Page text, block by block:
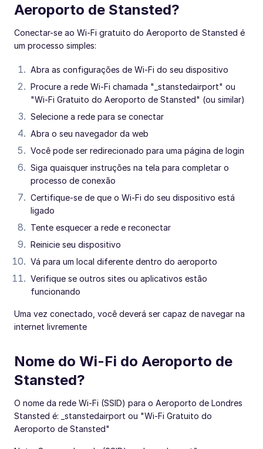
Aeroporto de Stansted?
Conectar-se ao Wi-Fi gratuito do Aeroporto de Stansted é
um processo simples:
Abra as configurações de Wi-Fi do seu dispositivo
Procure a rede Wi-Fi chamada "_stanstedairport" ou
"Wi-Fi Gratuito do Aeroporto de Stansted" (ou similar)
Selecione a rede para se conectar
Abra o seu navegador da web
Você pode ser redirecionado para uma página de login
Siga quaisquer instruções na tela para completar o
processo de conexão
Certifique-se de que o Wi-Fi do seu dispositivo está
ligado
Tente esquecer a rede e reconectar
Reinicie seu dispositivo
Vá para um local diferente dentro do aeroporto
Verifique se outros sites ou aplicativos estão
funcionando
Uma vez conectado, você deverá ser capaz de navegar na
internet livremente
Nome do Wi-Fi do Aeroporto de
Stansted?
O nome da rede Wi-Fi (SSID) para o Aeroporto de Londres
Stansted é: _stanstedairport ou "Wi-Fi Gratuito do
Aeroporto de Stansted"